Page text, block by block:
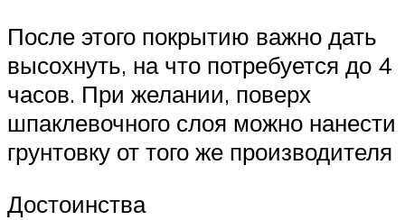
После этого покрытию важно дать
высохнуть, на что потребуется до 4
часов. При желании, поверх
шпаклевочного слоя можно нанести
грунтовку от того же производителя
Достоинства